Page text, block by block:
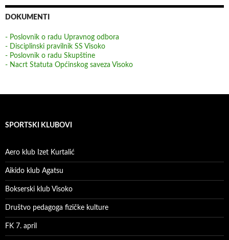
DOKUMENTI
- Poslovnik o radu Upravnog odbora
- Disciplinski pravilnik SS Visoko
- Poslovnik o radu Skupštine
- Nacrt Statuta Općinskog saveza Visoko
SPORTSKI KLUBOVI
Aero klub Izet Kurtalić
Aikido klub Agatsu
Bokserski klub Visoko
Društvo pedagoga fizičke kulture
FK 7. april